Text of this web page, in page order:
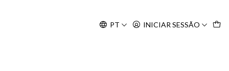
PT INICIAR SESSÃO